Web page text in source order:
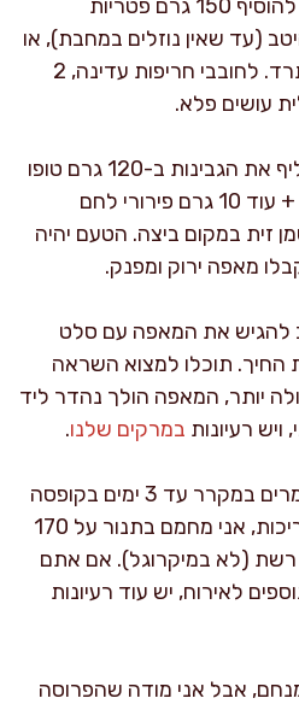
אפשר להוסיף 150 גרם פטריות
(עד שאין נוזלים במחבת), או
להחליף חצי מהמנגולד בתרד. לחובבי חריפות עדינה, 2
עושים פלא.
אפשר להחליף את הגבינות ב-120 גרם טופו
מפורר + 20 מ"ל מיץ לימון + עוד 10 גרם פירורי לחם
זית במקום ביצה. הטעם יהיה
מאפה ירוק ומפנק.
להגיש את המאפה עם סלט
תוכלו למצוא השראה
יותר, המאפה הולך נהדר ליד
רעיונות במרקים שלנו.
שומרים במקרר עד 3 ימים בקופסה
אטומה. לחימום שמחזיר פריכות, אני מחמם בתנור על 170
דקות על רשת (לא במיקרוגל). אם אתם
לאירוח, יש עוד רעיונות
אבל אני מודה שהפרוסה